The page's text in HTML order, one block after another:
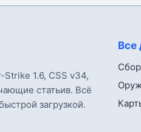
1.6, CSS v34,
статьив. Всё
загрузкой.
Все